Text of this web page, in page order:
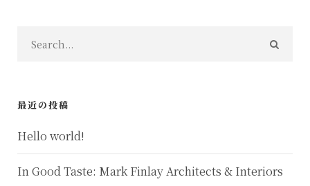
最近の投稿
Hello world!
In Good Taste: Mark Finlay Architects & Interiors